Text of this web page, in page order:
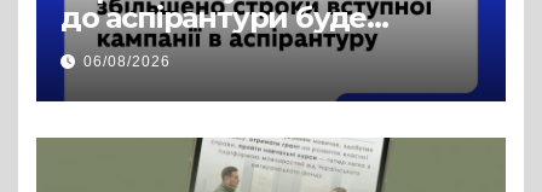
до аспірантури буде
продовжено
06/08/2026